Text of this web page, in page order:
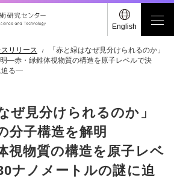
English
スリリース
「赤と緑はなぜ見分けられるのか」
―赤・緑錐体視物質の構造を原子レベルで決
迫る―
ぜ見分けられるのか」
分子構造を解明
視物質の構造を原子レベ
ナノメートルの謎に迫